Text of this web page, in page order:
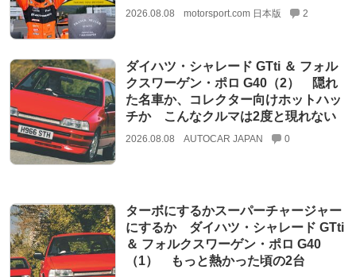
2026.08.08 motorsport.com 日本版 2
ダイハツ・シャレード GTti ＆ フォル
クスワーゲン・ポロ G40（2） 隠れ
た名車か、コレクター向けホットハッ
チか こんなクルマは2度と現れない
2026.08.08 AUTOCAR JAPAN 0
ターボにするかスーパーチャージャー
にするか ダイハツ・シャレード GTti
＆ フォルクスワーゲン・ポロ G40
（1） もっと熱かった頃の2台